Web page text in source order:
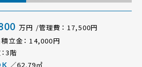
万円 /管理費： 17,500円
立金： 14,000円
3階
／62.79㎡